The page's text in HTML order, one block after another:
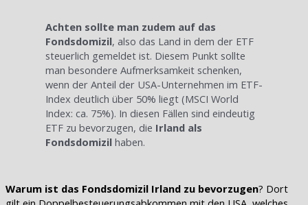
Achten sollte man zudem auf das
Fondsdomizil, also das Land in dem der ETF
steuerlich gemeldet ist. Diesem Punkt sollte
man besondere Aufmerksamkeit schenken,
wenn der Anteil der USA-Unternehmen im ETF-
Index deutlich über 50% liegt (MSCI World
Index: ca. 75%). In diesen Fällen sind eindeutig
ETF zu bevorzugen, die Irland als
Fondsdomizilhaben.
Warum ist das Fondsdomizil Irland zu bevorzugen? Dort